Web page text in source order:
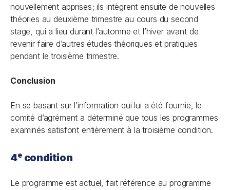
nouvellement apprises; ils intègrent ensuite de nouvelles
théories au deuxième trimestre au cours du second
stage, qui a lieu durant l’automne et l’hiver avant de
revenir faire d’autres études théoriques et pratiques
pendant le troisième trimestre.
Conclusion
En se basant sur l’information qui lui a été fournie, le
comité d’agrément a déterminé que tous les programmes
examinés satisfont entièrement à la troisième condition.
4e condition
Le programme est actuel, fait référence au programme